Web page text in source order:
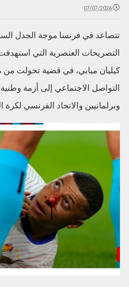
07/07/2026
تتصاعد في فرنسا موجة الجدل
التصريحات العنصرية التي
كيليان مبابي، في قضية تحولت
التواصل الاجتماعي إلى أزمة
وبرلمانيين والاتحاد الفرنسي لكرة